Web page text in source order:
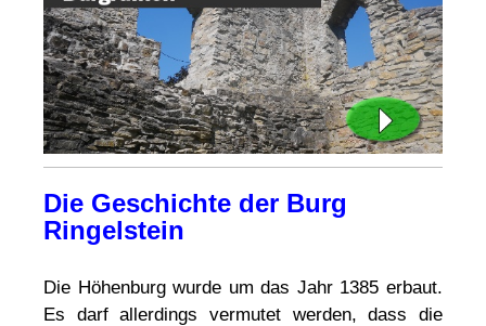
Die Geschichte der Burg
Ringelstein
Die Höhenburg wurde um das Jahr 1385 erbaut.
Es darf allerdings vermutet werden, dass die